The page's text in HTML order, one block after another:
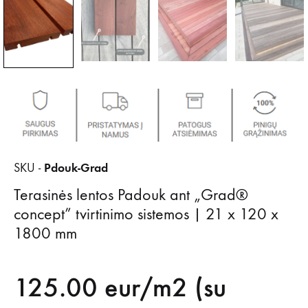
SKU - Pdouk-Grad
Terasinės lentos Padouk ant „Grad®
concept” tvirtinimo sistemos | 21 x 120 x
1800 mm
125.00 eur/m2 (su